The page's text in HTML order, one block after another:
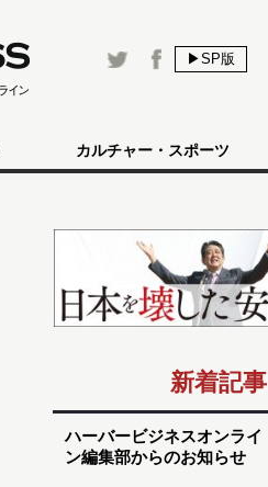
▶SP版
カルチャー・スポーツ
新着記事
ハーバービジネスオンライ
ン編集部からのお知らせ